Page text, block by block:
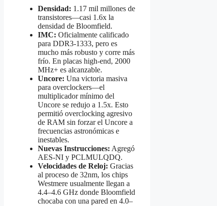
Densidad: 1.17 mil millones de
transistores—casi 1.6x la
densidad de Bloomfield.
IMC: Oficialmente calificado
para DDR3-1333, pero es
mucho más robusto y corre más
frío. En placas high-end, 2000
MHz+ es alcanzable.
Uncore: Una victoria masiva
para overclockers—el
multiplicador mínimo del
Uncore se redujo a 1.5x. Esto
permitió overclocking agresivo
de RAM sin forzar el Uncore a
frecuencias astronómicas e
inestables.
Nuevas Instrucciones: Agregó
AES-NI y PCLMULQDQ.
Velocidades de Reloj: Gracias
al proceso de 32nm, los chips
Westmere usualmente llegan a
4.4–4.6 GHz donde Bloomfield
chocaba con una pared en 4.0–